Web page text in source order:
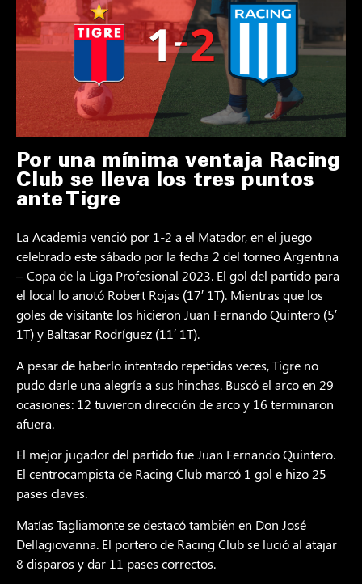
Por una mínima ventaja Racing
Club se lleva los tres puntos
ante Tigre
La Academia venció por 1-2 a el Matador, en el juego
celebrado este sábado por la fecha 2 del torneo Argentina
– Copa de la Liga Profesional 2023. El gol del partido para
el local lo anotó Robert Rojas (17′ 1T). Mientras que los
goles de visitante los hicieron Juan Fernando Quintero (5′
1T) y Baltasar Rodríguez (11′ 1T).
A pesar de haberlo intentado repetidas veces, Tigre no
pudo darle una alegría a sus hinchas. Buscó el arco en 29
ocasiones: 12 tuvieron dirección de arco y 16 terminaron
afuera.
El mejor jugador del partido fue Juan Fernando Quintero.
El centrocampista de Racing Club marcó 1 gol e hizo 25
pases claves.
Matías Tagliamonte se destacó también en Don José
Dellagiovanna. El portero de Racing Club se lució al atajar
8 disparos y dar 11 pases correctos.